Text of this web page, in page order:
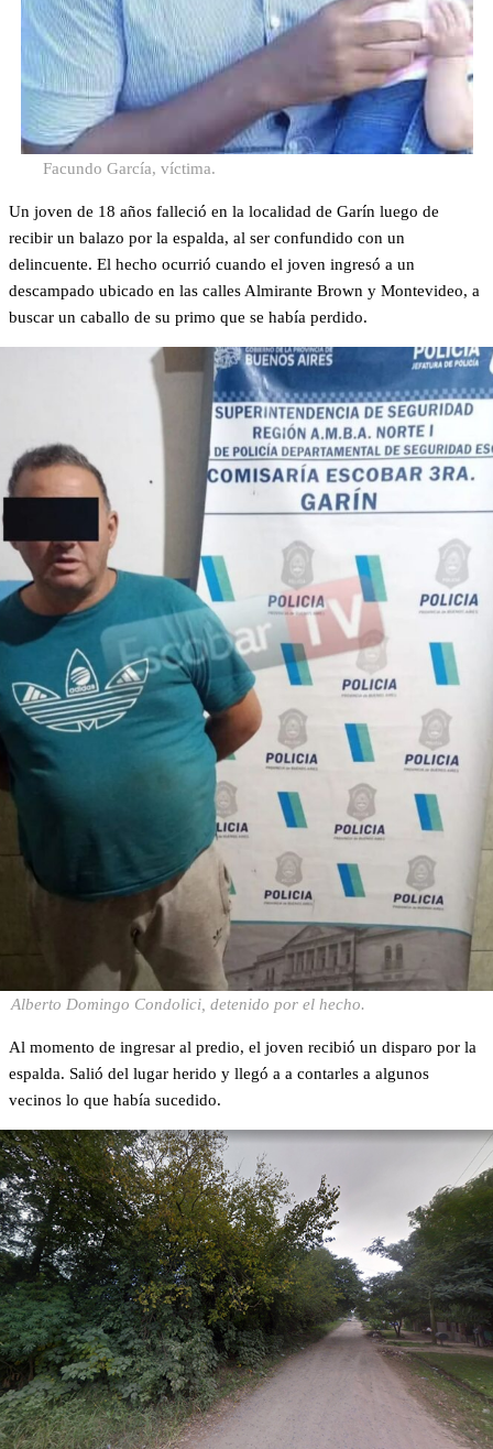
Facundo García, víctima.
Un joven de 18 años falleció en la localidad de Garín luego de
recibir un balazo por la espalda, al ser confundido con un
delincuente. El hecho ocurrió cuando el joven ingresó a un
descampado ubicado en las calles Almirante Brown y Montevideo, a
buscar un caballo de su primo que se había perdido.
Alberto Domingo Condolici, detenido por el hecho.
Al momento de ingresar al predio, el joven recibió un disparo por la
espalda. Salió del lugar herido y llegó a a contarles a algunos
vecinos lo que había sucedido.